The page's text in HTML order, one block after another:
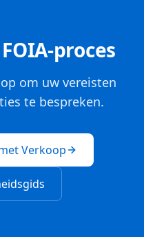
proces
om uw vereisten
te bespreken.
Verkoop